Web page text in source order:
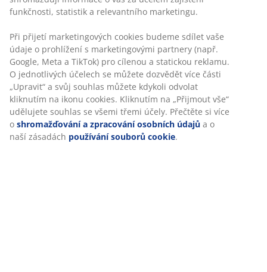
funkčnosti, statistik a relevantního marketingu.
Při přijetí marketingových cookies budeme sdílet vaše
údaje o prohlížení s marketingovými partnery (např.
Google, Meta a TikTok) pro cílenou a statickou reklamu.
O jednotlivých účelech se můžete dozvědět více části
„Upravit“ a svůj souhlas můžete kdykoli odvolat
kliknutím na ikonu cookies. Kliknutím na „Přijmout vše“
udělujete souhlas se všemi třemi účely. Přečtěte si více
o shromažďování a zpracování osobních údajů a o
naší zásadách používání souborů cookie.